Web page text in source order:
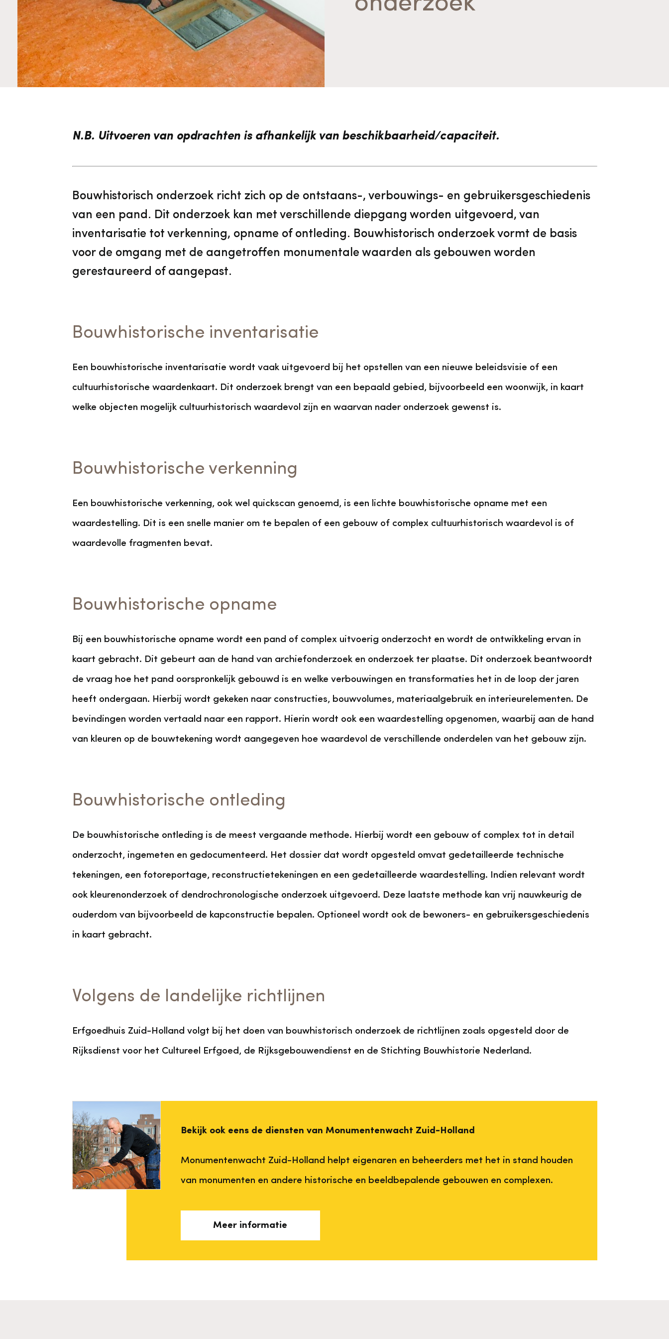
Downloads en nieuwsbrieven
Nieuwsbrieven
Contact
Veelgestelde vragen
Digitale toegankelijkheid
Pers
Cultureel Erfgoed
vrijwilligers
Diensten Aanvraagformulier Voorpagina Monumentenwacht
Organisatie Onze medewerkers
N.B. Uitvoeren van opdrachten is afhankelijk van beschikbaarheid/capaciteit.
Bouwhistorisch onderzoek richt zich op de ontstaans-, verbouwings- en gebruikersgeschiedenis
van een pand. Dit onderzoek kan met verschillende diepgang worden uitgevoerd, van
inventarisatie tot verkenning, opname of ontleding. Bouwhistorisch onderzoek vormt de basis
voor de omgang met de aangetroffen monumentale waarden als gebouwen worden
gerestaureerd of aangepast.
Bouwhistorische inventarisatie
Een bouwhistorische inventarisatie wordt vaak uitgevoerd bij het opstellen van een nieuwe beleidsvisie of een
cultuurhistorische waardenkaart. Dit onderzoek brengt van een bepaald gebied, bijvoorbeeld een woonwijk, in kaart
welke objecten mogelijk cultuurhistorisch waardevol zijn en waarvan nader onderzoek gewenst is.
Bouwhistorische verkenning
Een bouwhistorische verkenning, ook wel quickscan genoemd, is een lichte bouwhistorische opname met een
waardestelling. Dit is een snelle manier om te bepalen of een gebouw of complex cultuurhistorisch waardevol is of
waardevolle fragmenten bevat.
Bouwhistorische opname
Bij een bouwhistorische opname wordt een pand of complex uitvoerig onderzocht en wordt de ontwikkeling ervan in
kaart gebracht. Dit gebeurt aan de hand van archiefonderzoek en onderzoek ter plaatse. Dit onderzoek beantwoordt
de vraag hoe het pand oorspronkelijk gebouwd is en welke verbouwingen en transformaties het in de loop der jaren
heeft ondergaan. Hierbij wordt gekeken naar constructies, bouwvolumes, materiaalgebruik en interieurelementen. De
bevindingen worden vertaald naar een rapport. Hierin wordt ook een waardestelling opgenomen, waarbij aan de hand
van kleuren op de bouwtekening wordt aangegeven hoe waardevol de verschillende onderdelen van het gebouw zijn.
Bouwhistorische ontleding
De bouwhistorische ontleding is de meest vergaande methode. Hierbij wordt een gebouw of complex tot in detail
onderzocht, ingemeten en gedocumenteerd. Het dossier dat wordt opgesteld omvat gedetailleerde technische
tekeningen, een fotoreportage, reconstructietekeningen en een gedetailleerde waardestelling. Indien relevant wordt
ook kleurenonderzoek of dendrochronologische onderzoek uitgevoerd. Deze laatste methode kan vrij nauwkeurig de
ouderdom van bijvoorbeeld de kapconstructie bepalen. Optioneel wordt ook de bewoners- en gebruikersgeschiedenis
in kaart gebracht.
Volgens de landelijke richtlijnen
Erfgoedhuis Zuid-Holland volgt bij het doen van bouwhistorisch onderzoek de richtlijnen zoals opgesteld door de
Rijksdienst voor het Cultureel Erfgoed, de Rijksgebouwendienst en de Stichting Bouwhistorie Nederland.
Bekijk ook eens de diensten van Monumentenwacht Zuid-Holland
Monumentenwacht Zuid-Holland helpt eigenaren en beheerders met het in stand houden
van monumenten en andere historische en beeldbepalende gebouwen en complexen.
Meer informatie